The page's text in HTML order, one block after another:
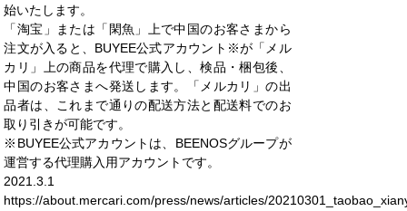
始いたします。
「淘宝」または「閑魚」上で中国のお客さまから
注文が入ると、BUYEE公式アカウント※が「メル
カリ」上の商品を代理で購入し、検品・梱包後、
中国のお客さまへ発送します。「メルカリ」の出
品者は、これまで通りの配送方法と配送料でのお
取り引きが可能です。
※BUYEE公式アカウントは、BEENOSグループが
運営する代理購入用アカウントです。
2021.3.1
https://about.mercari.com/press/news/articles/